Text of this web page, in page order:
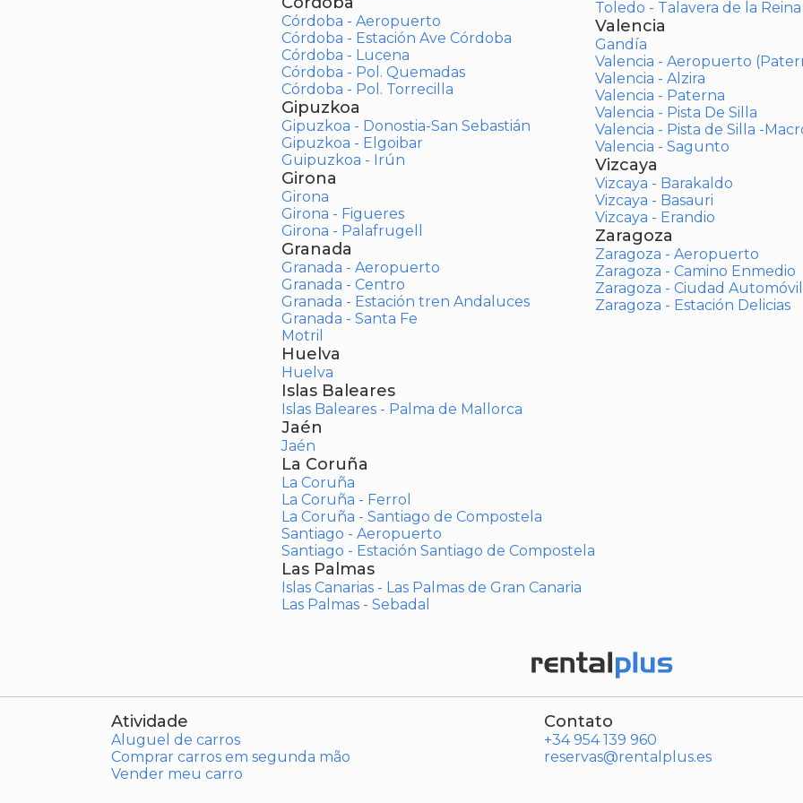
Córdoba - Aeropuerto
Córdoba - Estación Ave Córdoba
Córdoba - Lucena
Córdoba - Pol. Quemadas
Córdoba - Pol. Torrecilla
Gipuzkoa
Gipuzkoa - Donostia-San Sebastián
Gipuzkoa - Elgoibar
Guipuzkoa - Irún
Girona
Girona
Girona - Figueres
Girona - Palafrugell
Granada
Granada - Aeropuerto
Granada - Centro
Granada - Estación tren Andaluces
Granada - Santa Fe
Motril
Huelva
Huelva
Islas Baleares
Islas Baleares - Palma de Mallorca
Jaén
Jaén
La Coruña
La Coruña
La Coruña - Ferrol
La Coruña - Santiago de Compostela
Santiago - Aeropuerto
Santiago - Estación Santiago de Compostela
Las Palmas
Islas Canarias - Las Palmas de Gran Canaria
Las Palmas - Sebadal
Toledo - Talavera de la Reina
Valencia
Gandía
Valencia - Aeropuerto
Valencia - Alzira
Valencia - Paterna
Valencia - Pista De Silla
Valencia - Pista de Silla -
Valencia - Sagunto
Vizcaya
Vizcaya - Barakaldo
Vizcaya - Basauri
Vizcaya - Erandio
Zaragoza
Zaragoza - Aeropuerto
Zaragoza - Camino Enmedio
Zaragoza - Ciudad Automóvil
Zaragoza - Estación Delicias
Atividade
Aluguel de carros
Comprar carros em segunda mão
Vender meu carro
Contato
+34 954 139 960
reservas@rentalplus.es